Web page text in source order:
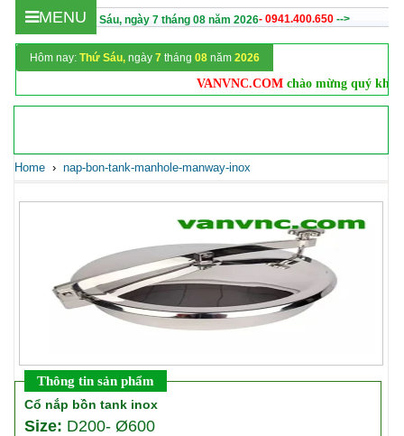
Hôm nay :Thứ Sáu, ngày 7tháng08năm 2026- 0941.400.650 -->
MENU
Hôm nay: Thứ Sáu, ngày 7tháng 08năm 2026
VANVNC.COMchào mừng quý khách
Home › nap-bon-tank-manhole-manway-inox
Thông tin sản phẩm
Cổ nắp bồn tank inox
Size: D200- Ø600